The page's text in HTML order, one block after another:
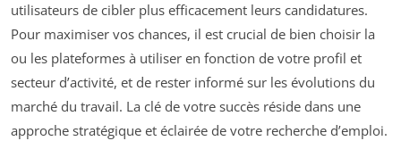
utilisateurs de cibler plus efficacement leurs candidatures.
Pour maximiser vos chances, il est crucial de bien choisir la
ou les plateformes à utiliser en fonction de votre profil et
secteur d’activité, et de rester informé sur les évolutions du
marché du travail. La clé de votre succès réside dans une
approche stratégique et éclairée de votre recherche d’emploi.